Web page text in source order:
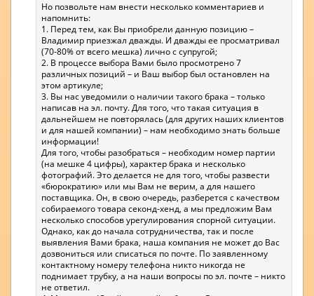
Но позвольте нам внести несколько комментариев и
напомнить:
1. Перед тем, как Вы приобрели данную позицию –
Владимир приезжал дважды. И дважды ее просматривал
(70-80% от всего мешка) лично с супругой;
2. В процессе выбора Вами было просмотрено 7
различных позиций – и Ваш выбор был остановлен на
этом артикуле;
3. Вы нас уведомили о наличии такого брака – только
написав на эл. почту. Для того, что такая ситуация в
дальнейшем не повторялась (для других наших клиентов
и для нашей компании) – нам необходимо знать больше
информации!
Для того, чтобы разобраться – необходим номер партии
(на мешке 4 цифры), характер брака и несколько
фотографий. Это делается не для того, чтобы развести
«бюрократию» или мы Вам не верим, а для нашего
поставщика. Он, в свою очередь, разберется с качеством
собираемого товара секонд-хенд, а мы предложим Вам
несколько способов урегулирования спорной ситуации.
Однако, как до начала сотрудничества, так и после
выявления Вами брака, наша компания не может до Вас
дозвониться или списаться по почте. По заявленному
контактному номеру телефона никто никогда не
поднимает трубку, а на наши вопросы по эл. почте – никто
не ответил.